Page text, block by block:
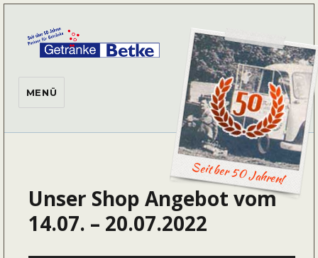
Seit ber 50 Jahren!
MENÜ
Unser Shop Angebot vom
14.07. – 20.07.2022